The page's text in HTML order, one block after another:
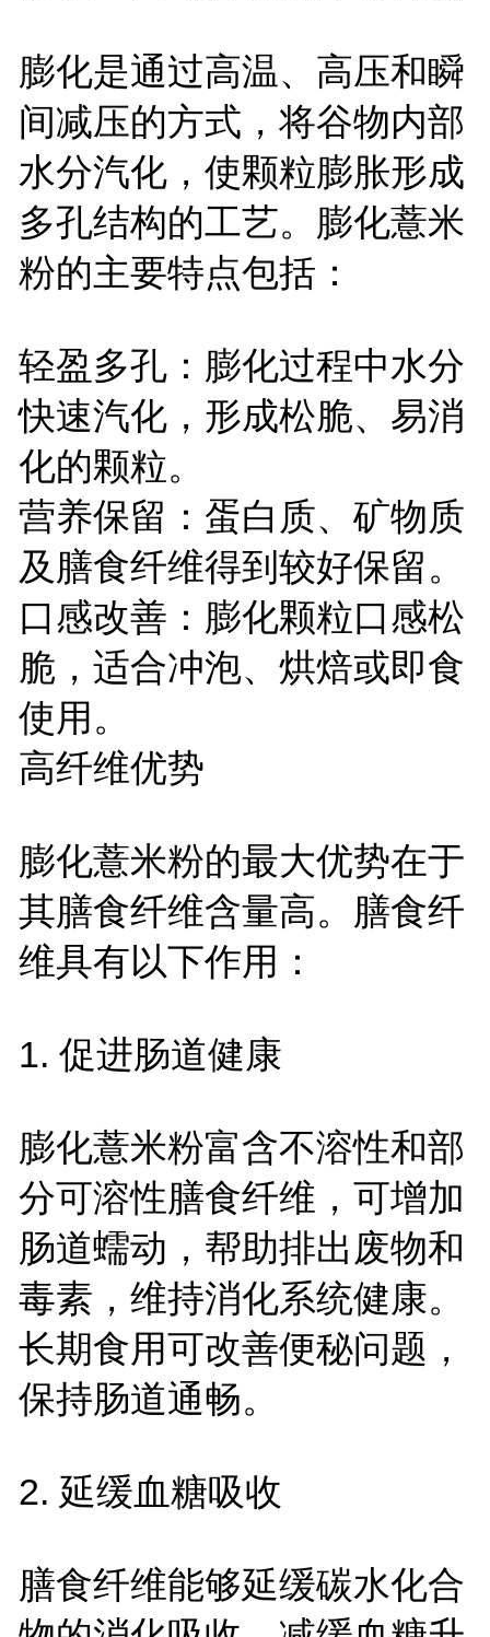
膨化是通过高温、高压和瞬
间减压的方式，将谷物内部
水分汽化，使颗粒膨胀形成
多孔结构的工艺。膨化薏米
粉的主要特点包括：
轻盈多孔：膨化过程中水分
快速汽化，形成松脆、易消
化的颗粒。
营养保留：蛋白质、矿物质
及膳食纤维得到较好保留。
口感改善：膨化颗粒口感松
脆，适合冲泡、烘焙或即食
使用。
高纤维优势
膨化薏米粉的最大优势在于
其膳食纤维含量高。膳食纤
维具有以下作用：
1. 促进肠道健康
膨化薏米粉富含不溶性和部
分可溶性膳食纤维，可增加
肠道蠕动，帮助排出废物和
毒素，维持消化系统健康。
长期食用可改善便秘问题，
保持肠道通畅。
2. 延缓血糖吸收
膳食纤维能够延缓碳水化合